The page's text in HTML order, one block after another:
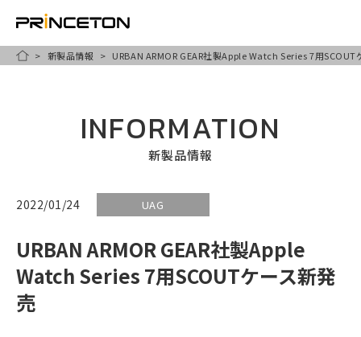
HOME新製品情報 URBAN ARMOR GEAR社製Apple Watch Series 7用SCOUT
INFORMATION
新製品情報
2022/01/24 UAG
URBAN ARMOR GEAR社製Apple
Watch Series 7用SCOUTケース新発
売